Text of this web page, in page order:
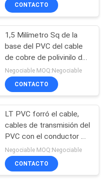
desnudo
antena
CONTACTO
1,5 Milímetro Sq de la
base del PVC del cable
de cobre de polivinilo de
aislamiento multi Eco del
cloruro amistoso
Negociable MOQ:Negociable
CONTACTO
LT PVC forró el cable,
cables de transmisión del
PVC con el conductor de
cobre/de aluminio
Negociable MOQ:Negociable
CONTACTO